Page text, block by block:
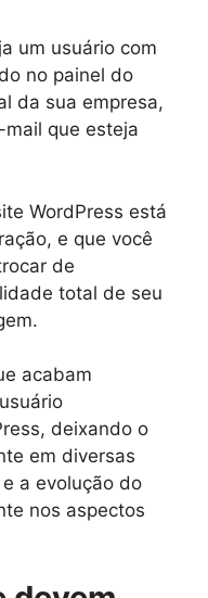
um usuário com
no painel do
da sua empresa,
que esteja
WordPress está
e que você
de
total de seu
acabam
deixando o
em diversas
a evolução do
nos aspectos